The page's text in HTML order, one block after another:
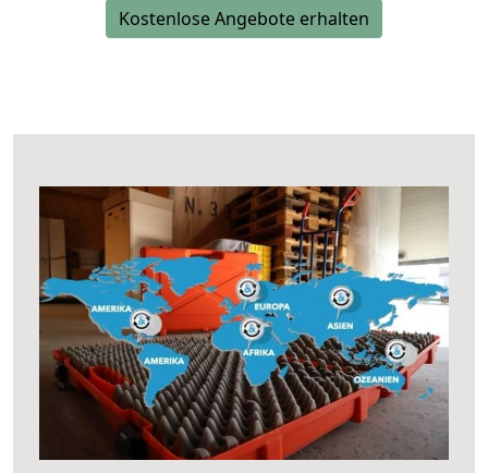
Kostenlose Angebote erhalten